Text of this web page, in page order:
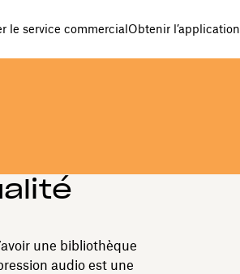
le service commercialObtenir l’application
une bibliothèque
audio est une